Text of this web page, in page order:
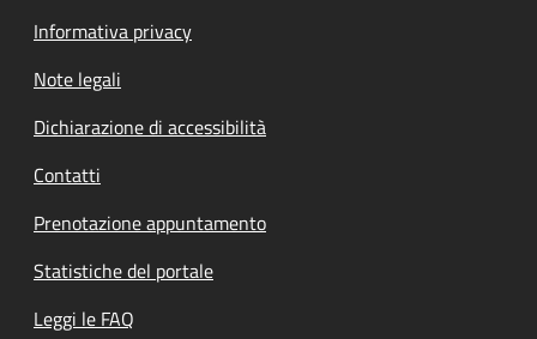
Informativa privacy
Note legali
Dichiarazione di accessibilità
Contatti
Prenotazione appuntamento
Statistiche del portale
Leggi le FAQ